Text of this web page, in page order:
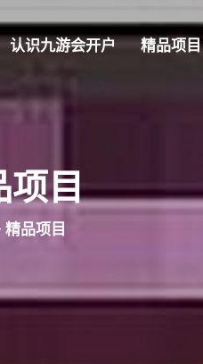
认识九游会开户 精品项目
项目
精品项目